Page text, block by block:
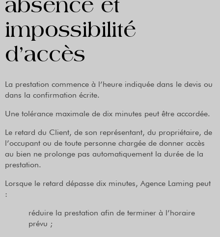
absence et
impossibilité
d’accès
La prestation commence à l’heure indiquée dans le devis ou
dans la confirmation écrite.
Une tolérance maximale de dix minutes peut être accordée.
Le retard du Client, de son représentant, du propriétaire, de
l’occupant ou de toute personne chargée de donner accès
au bien ne prolonge pas automatiquement la durée de la
prestation.
Lorsque le retard dépasse dix minutes, Agence Laming peut
:
réduire la prestation afin de terminer à l’horaire
prévu ;